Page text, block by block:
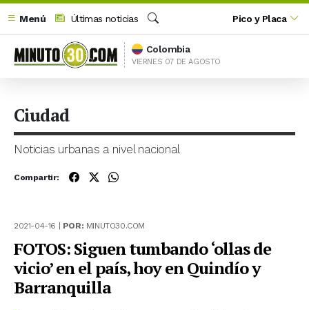
Menú
Últimas noticias
Buscar
Pico y Placa
Colombia
VIERNES 07 DE AGOSTO
Ciudad
Noticias urbanas a nivel nacional
Compartir:
2021-04-16 | POR: MINUTO30.COM
FOTOS: Siguen tumbando ‘ollas de
vicio’ en el país, hoy en Quindío y
Barranquilla